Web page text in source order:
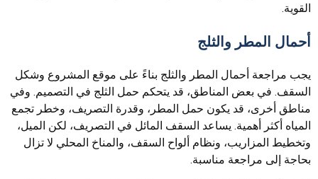
القوية.
أحمال المطر والثلج
يجب مراجعة أحمال المطر والثلج بناءً على موقع المشروع وشكل
السقف. في بعض المناطق، قد يتحكم حمل الثلج في التصميم. وفي
مناطق أخرى، قد يكون حمل المطر، وقدرة التصريف، وخطر تجمع
المياه أكثر أهمية. يساعد السقف المائل في التصريف، لكن الميل،
وتخطيط المزاريب، ونظام ألواح السقف، والمناخ المحلي لا تزال
بحاجة إلى مراجعة مناسبة.